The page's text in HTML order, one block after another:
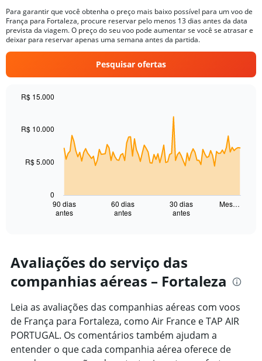
The
chart
has
1
Number
Range:
15.
Para garantir que você obtenha o preço mais baixo possível para um voo de
França para Fortaleza, procure reservar pelo menos 13 dias antes da data
prevista da viagem. O preço do seu voo pode aumentar se você se atrasar e
deixar para reservar apenas uma semana antes da partida.
Pesquisar ofertas
91
The
Range:
91
categories.
chart
has
1
Y
axis
90 dias
antes
60 dias
antes
30 dias
antes
Mes…
0
R$ 5.000
R$ 10.000
R$ 15.000
Avaliações do serviço das
companhias aéreas – Fortaleza
Leia as avaliações das companhias aéreas com voos
de França para Fortaleza, como Air France e TAP AIR
PORTUGAL. Os comentários também ajudam a
entender o que cada companhia aérea oferece de